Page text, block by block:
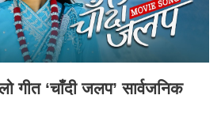
गीत ‘चाँदी जलप’ सार्वजनिक